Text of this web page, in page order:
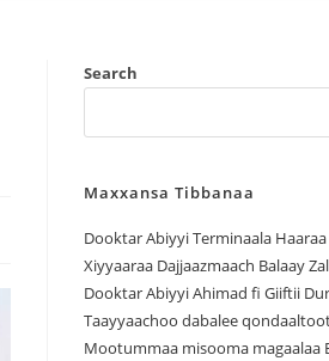
Search
Maxxansa Tibbanaa
Dooktar Abiyyi Terminaala
Xiyyaaraa Dajjaazmaach Balaay
Dooktar Abiyyi Ahimad fi Giiftii
Taayyaachoo dabalee
Mootummaa misooma magaalaa